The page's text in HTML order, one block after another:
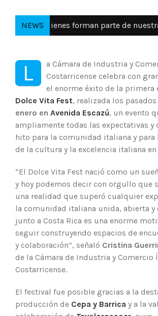
NEWS
parte de nuestra comunidad!
L
a Cámara de Industria y
Costarricense celebra con
el enorme éxito de la primera
Dolce Vita Fest, realizada los pasados
enero en Avenida Escazú, un evento
ampliamente todas las expectativas y
hito para la comunidad italiana y para
de la cultura y la excelencia italiana en
“El Dolce Vita Fest nació como un
y hoy podemos decir con orgullo que
una realidad que superó cualquier
la comunidad italiana unida, abierta y
junto a Costa Rica es una enorme
seguir construyendo espacios de
y colaboración”, señaló Cristina
de la Cámara de Industria y Comercio
Costarricense.
El festival fue posible gracias a la
producción de Cepa y Barrica y a la